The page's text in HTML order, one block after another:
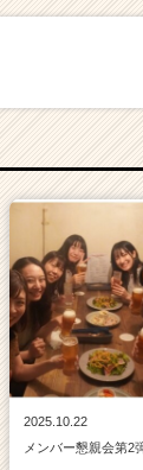
2025.10.22
メンバー懇親会第2